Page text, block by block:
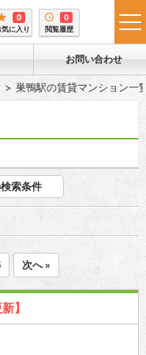
0
気に入り
0
閲覧履歴
お問い合わせ
巣鴨駅の賃貸マンション一
索条件
次へ »
】